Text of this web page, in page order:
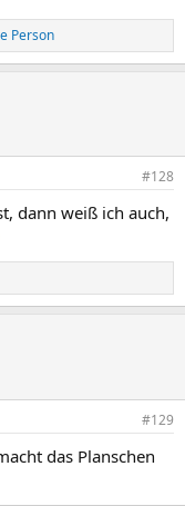
Person
#128
dann weiß ich auch,
#129
das Planschen